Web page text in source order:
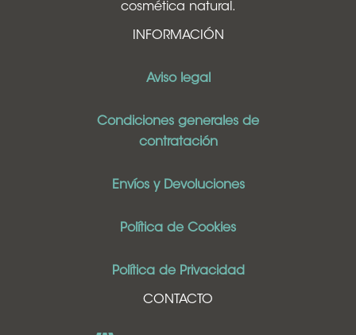
cosmética natural.
INFORMACIÓN
Aviso legal
Condiciones generales de
contratación
Envíos y Devoluciones
Política de Cookies
Política de Privacidad
CONTACTO